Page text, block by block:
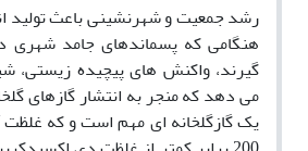
رشد جمعیت و شهرنشینی باعث تولید
گیرند، واکنش­ های پیچیده زیستی،
می­­ دهد که منجر به انتشار گازهای
یک گازگلخانه ­ای مهم است و که